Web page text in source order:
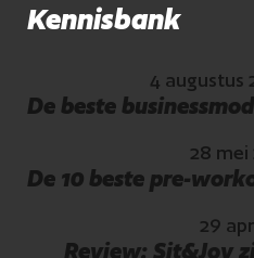
Kennisbank
4 augustus
De beste
28 mei
De 10 beste pre-
29
Review: Sit&Joy